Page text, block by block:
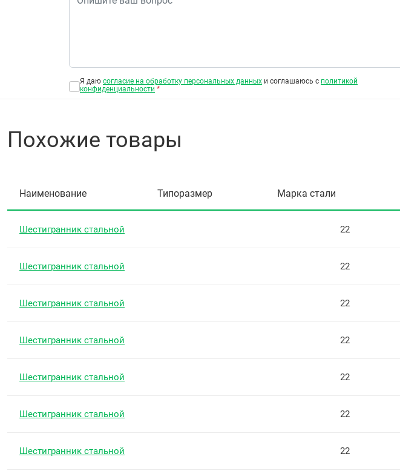
Я даю согласие на обработку персональных данных и соглашаюсь с политикой
конфиденциальности *
Похожие товары
Наименование Типоразмер Марка стали
Шестигранник стальной 22
Шестигранник стальной 22
Шестигранник стальной 22
Шестигранник стальной 22
Шестигранник стальной 22
Шестигранник стальной 22
Шестигранник стальной 22